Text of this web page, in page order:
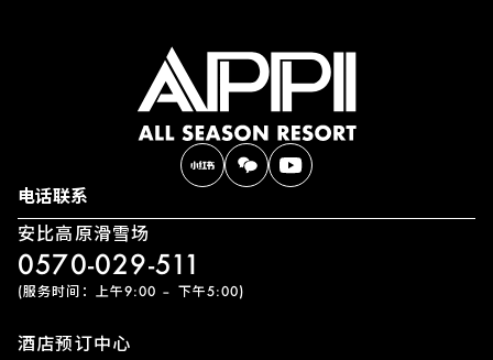
电话联系
安比高原滑雪场
0570-029-511
(服务时间：上午9:00 – 下午5:00)
酒店预订中心